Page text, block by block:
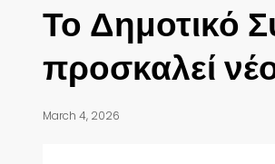
Το Δημοτικό
προσκαλεί
March 4, 2026